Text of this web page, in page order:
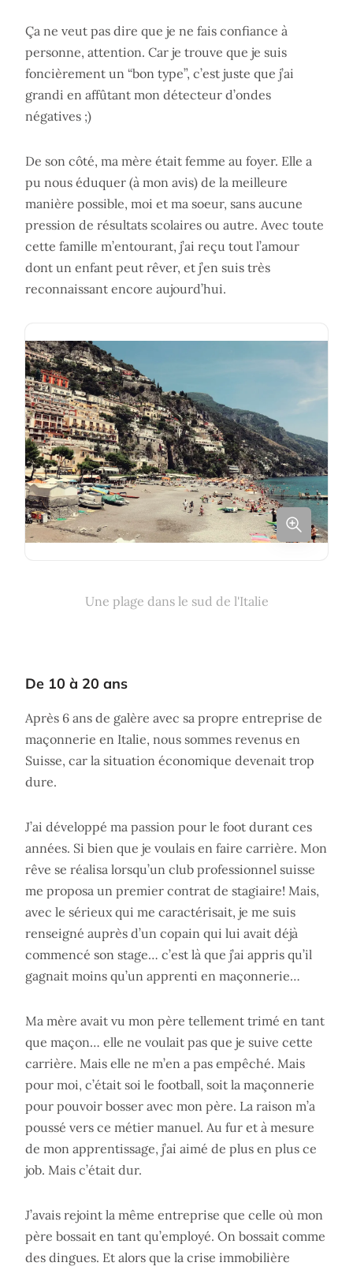
Ça ne veut pas dire que je ne fais confiance à
personne, attention. Car je trouve que je suis
foncièrement un “bon type”, c’est juste que j’ai
grandi en affûtant mon détecteur d’ondes
négatives ;)
De son côté, ma mère était femme au foyer. Elle a
pu nous éduquer (à mon avis) de la meilleure
manière possible, moi et ma soeur, sans aucune
pression de résultats scolaires ou autre. Avec toute
cette famille m’entourant, j’ai reçu tout l’amour
dont un enfant peut rêver, et j’en suis très
reconnaissant encore aujourd’hui.
Une plage dans le sud de l'Italie
De 10 à 20 ans
Après 6 ans de galère avec sa propre entreprise de
maçonnerie en Italie, nous sommes revenus en
Suisse, car la situation économique devenait trop
dure.
J’ai développé ma passion pour le foot durant ces
années. Si bien que je voulais en faire carrière. Mon
rêve se réalisa lorsqu’un club professionnel suisse
me proposa un premier contrat de stagiaire! Mais,
avec le sérieux qui me caractérisait, je me suis
renseigné auprès d’un copain qui lui avait déjà
commencé son stage… c’est là que j’ai appris qu’il
gagnait moins qu’un apprenti en maçonnerie…
Ma mère avait vu mon père tellement trimé en tant
que maçon… elle ne voulait pas que je suive cette
carrière. Mais elle ne m’en a pas empêché. Mais
pour moi, c’était soi le football, soit la maçonnerie
pour pouvoir bosser avec mon père. La raison m’a
poussé vers ce métier manuel. Au fur et à mesure
de mon apprentissage, j’ai aimé de plus en plus ce
job. Mais c’était dur.
J’avais rejoint la même entreprise que celle où mon
père bossait en tant qu’employé. On bossait comme
des dingues. Et alors que la crise immobilière